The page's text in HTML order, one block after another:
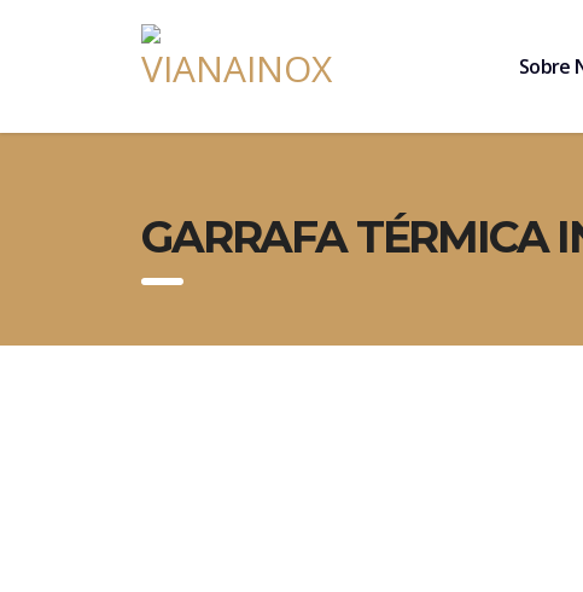
Sobre
GARRAFA TÉRMICA